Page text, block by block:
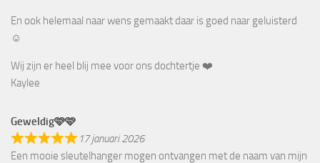
En ook helemaal naar wens gemaakt daar is goed naar geluisterd
☺️
Wij zijn er heel blij mee voor ons dochtertje ❤️
Kaylee
Geweldig🩷🩷
17 januari 2026
Een mooie sleutelhanger mogen ontvangen met de naam van mijn